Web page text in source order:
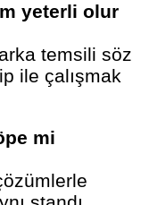
yeterli olur
temsili söz
ile çalışmak
mi